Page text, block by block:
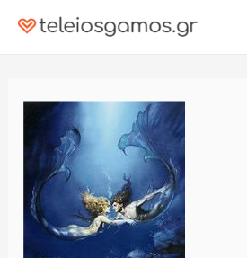
Μετάβαση
στο